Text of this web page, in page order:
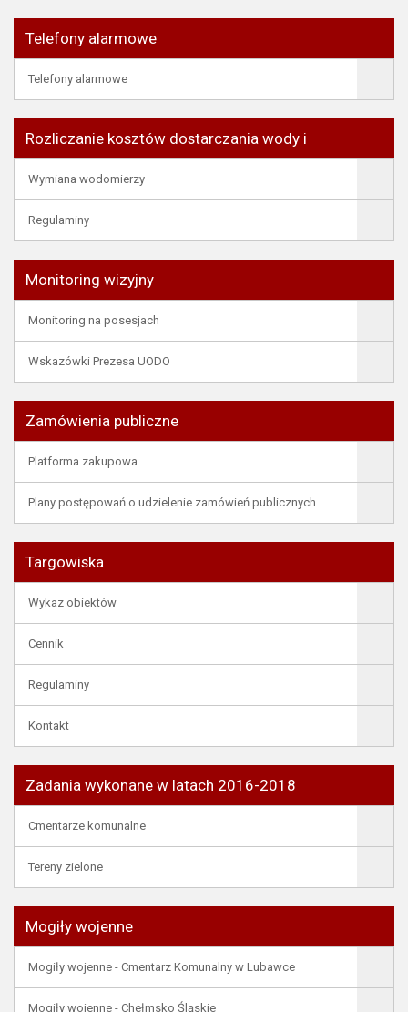
Telefony alarmowe
Telefony alarmowe
Rozliczanie kosztów dostarczania wody i
Wymiana wodomierzy
Regulaminy
Monitoring wizyjny
Monitoring na posesjach
Wskazówki Prezesa UODO
Zamówienia publiczne
Platforma zakupowa
Plany postępowań o udzielenie zamówień publicznych
Targowiska
Wykaz obiektów
Cennik
Regulaminy
Kontakt
Zadania wykonane w latach 2016-2018
Cmentarze komunalne
Tereny zielone
Mogiły wojenne
Mogiły wojenne - Cmentarz Komunalny w Lubawce
Mogiły wojenne - Chełmsko Śląskie